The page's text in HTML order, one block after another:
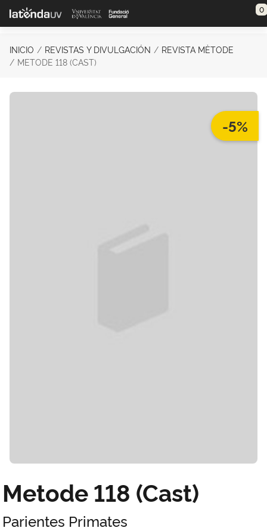
Saltar al contenido principal 0
INICIO REVISTAS Y DIVULGACIÓN
REVISTA MÈTODE
METODE 118 (CAST)
-5%
Metode 118 (Cast)
Parientes Primates